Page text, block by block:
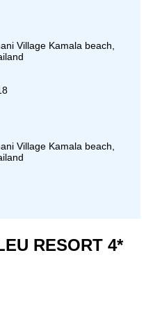
Village Kamala beach,
Village Kamala beach,
RESORT 4*